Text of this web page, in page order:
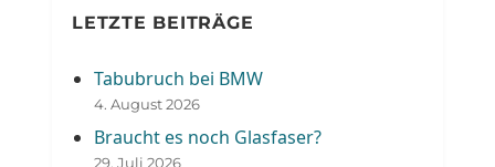
LETZTE BEITRÄGE
Tabubruch bei BMW
4. August 2026
Braucht es noch Glasfaser?
29. Juli 2026